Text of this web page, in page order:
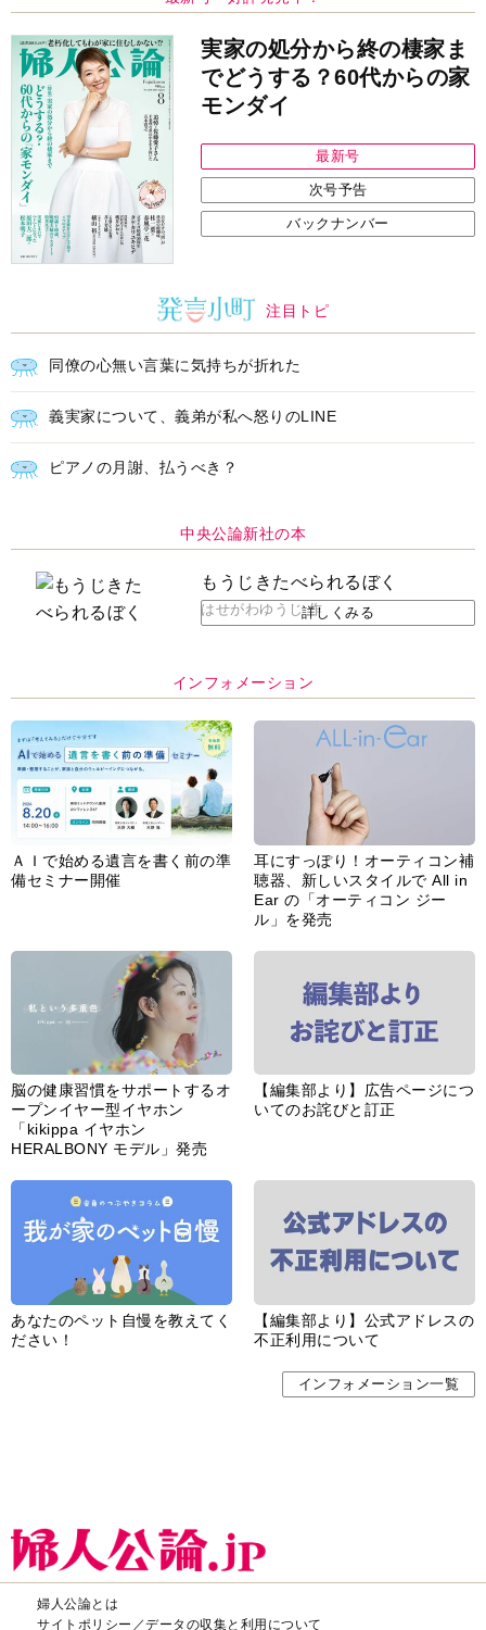
実家の処分から終の棲家ま
でどうする？60代からの家
モンダイ
最新号
次号予告
バックナンバー
注目トピ
同僚の心無い言葉に気持ちが折れた
義実家について、義弟が私へ怒りのLINE
ピアノの月謝、払うべき？
中央公論新社の本
もうじきたべられるぼく
はせがわゆうじ 作詳しくみる
インフォメーション
ＡＩで始める遺言を書く前の準
備セミナー開催
耳にすっぽり！オーティコン補
聴器、新しいスタイルで All in
Ear の「オーティコン ジー
ル」を発売
脳の健康習慣をサポートするオ
ープンイヤー型イヤホン
「kikippa イヤホン
HERALBONY モデル」発売
【編集部より】広告ページにつ
いてのお詫びと訂正
あなたのペット自慢を教えてく
ださい！
【編集部より】公式アドレスの
不正利用について
インフォメーション一覧
婦人公論とは
サイトポリシー／データの収集と利用について